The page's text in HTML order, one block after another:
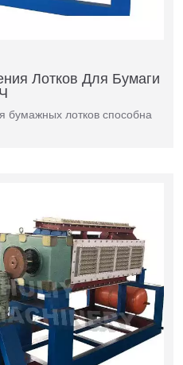
Лотков Для Бумаги
бумажных лотков способна